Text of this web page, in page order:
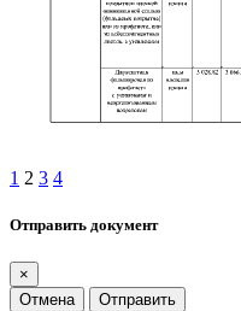
1 2 3 4
Отправить документ
×
Отмена
Отправить